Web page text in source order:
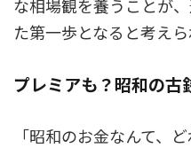
な相場観を養うことが
た第一歩となると考えら
プレミアも？昭和の古
「昭和のお金なんて、